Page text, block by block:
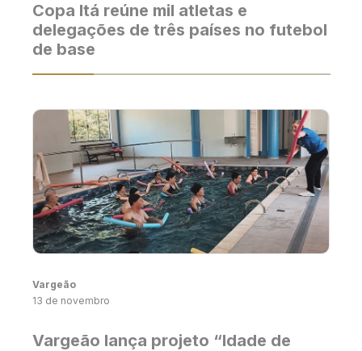
Copa Itá reúne mil atletas e
delegações de três países no futebol
de base
Vargeão
13 de novembro
Vargeão lança projeto “Idade de